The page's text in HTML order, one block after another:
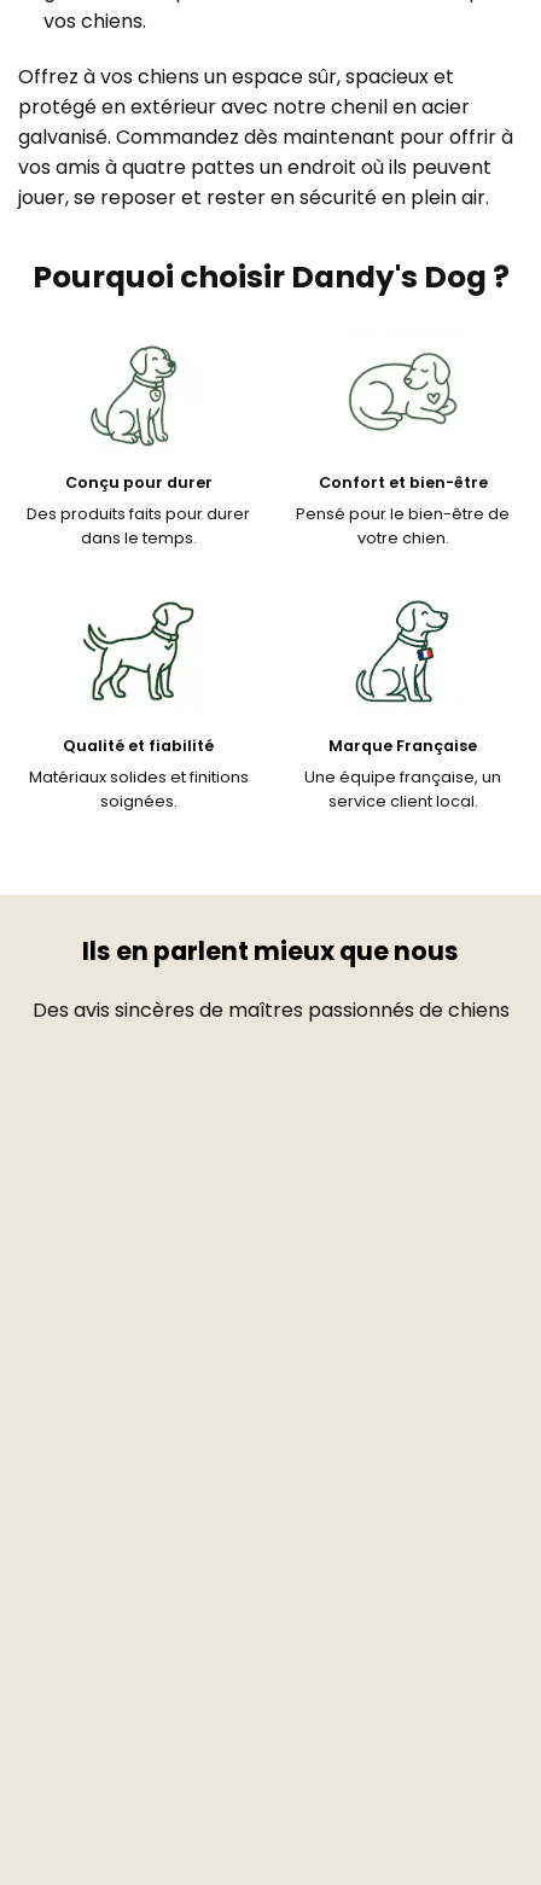
vos chiens.
Offrez à vos chiens un espace sûr, spacieux et
protégé en extérieur avec notre chenil en acier
galvanisé. Commandez dès maintenant pour offrir à
vos amis à quatre pattes un endroit où ils peuvent
jouer, se reposer et rester en sécurité en plein air.
Pourquoi choisir Dandy's Dog ?
Conçu pour durer
Des produits faits pour durer
dans le temps.
Confort et bien-être
Pensé pour le bien-être de
votre chien.
Qualité et fiabilité
Matériaux solides et finitions
soignées.
Marque Française
Une équipe française, un
service client local.
Ils en parlent mieux que nous
Des avis sincères de maîtres passionnés de chiens